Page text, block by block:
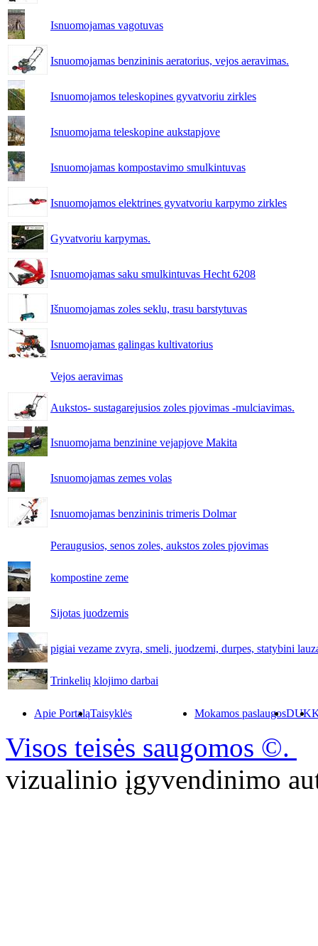
Isnuomojamas vagotuvas
Isnuomojamas benzininis aeratorius, vejos aeravimas.
Isnuomojamos teleskopines gyvatvoriu zirkles
Isnuomojama teleskopine aukstapjove
Isnuomojamas kompostavimo smulkintuvas
Isnuomojamos elektrines gyvatvoriu karpymo zirkles
Gyvatvoriu karpymas.
Isnuomojamas saku smulkintuvas Hecht 6208
Išnuomojamas zoles seklu, trasu barstytuvas
Isnuomojamas galingas kultivatorius
Vejos aeravimas
Aukstos- sustagarejusios zoles pjovimas -mulciavimas.
Isnuomojama benzinine vejapjove Makita
Isnuomojamas zemes volas
Isnuomojamas benzininis trimeris Dolmar
Peraugusios, senos zoles, aukstos zoles pjovimas
kompostine zeme
Sijotas juodzemis
pigiai vezame zvyra, smeli, juodzemi, durpes, statybini
Trinkelių klojimo darbai
Apie PortaląTaisyklės Mokamos paslaugosDUK
Visos teisės saugomos ©.
vizualinio įgyvendinimo